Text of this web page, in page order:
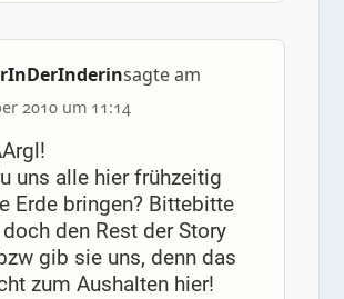
sagte am
2010 um 11:14
uns alle hier frühzeitig
Erde bringen? Bittebitte
den Rest der Story
gib sie uns, denn das
zum Aushalten hier!